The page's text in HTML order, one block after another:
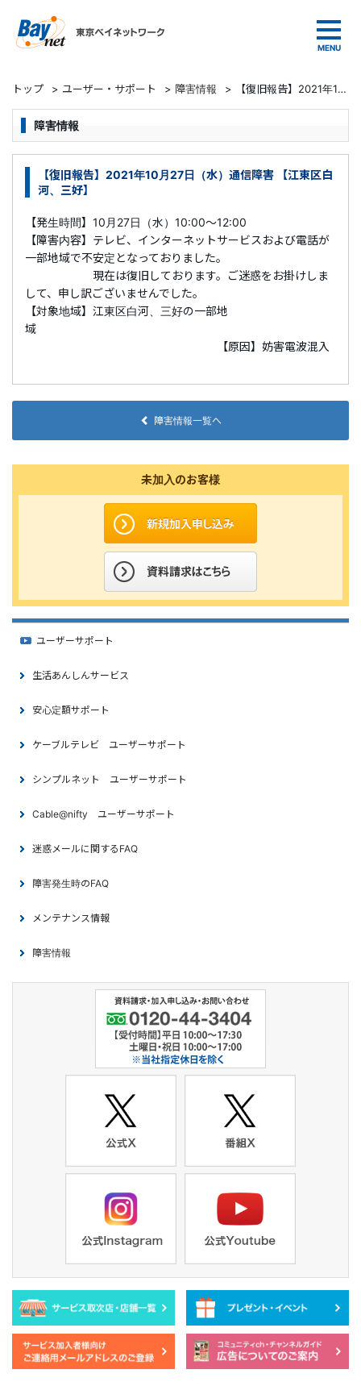
トップ > ユーザー・サポート > 障害情報 > 【復旧報告】2021年10月27日（水）通信障害 【江東区白河、三好】
障害情報
【復旧報告】2021年10月27日（水）通信障害 【江東区白
河、三好】
【発生時間】10月27日（水）10:00～12:00
【障害内容】テレビ、インターネットサービスおよび電話が
一部地域で不安定となっておりました。
現在は復旧しております。ご迷惑をお掛けしま
して、申し訳ございませんでした。
【対象地域】江東区白河、三好の一部地
域
【原因】妨害電波混入
障害情報一覧へ
未加入のお客様
ユーザーサポート
生活あんしんサービス
安心定額サポート
ケーブルテレビ ユーザーサポート
シンプルネット ユーザーサポート
Cable@nifty ユーザーサポート
迷惑メールに関するFAQ
障害発生時のFAQ
メンテナンス情報
障害情報